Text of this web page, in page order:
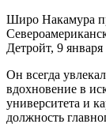
Широ Накамура
Детройт, 9 января
Он всегда
вдохновение в
университета и
должность